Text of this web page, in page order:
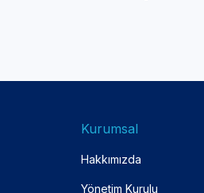
Kurumsal
Hakkımızda
Yönetim Kurulu